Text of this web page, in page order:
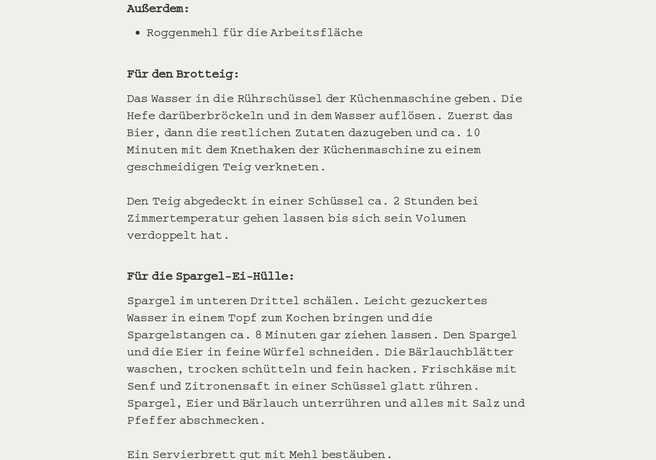
Außerdem:
Roggenmehl für die Arbeitsfläche
Für den Brotteig:
Das Wasser in die Rührschüssel der Küchenmaschine geben. Die
Hefe darüberbröckeln und in dem Wasser auflösen. Zuerst das
Bier, dann die restlichen Zutaten dazugeben und ca. 10
Minuten mit dem Knethaken der Küchenmaschine zu einem
geschmeidigen Teig verkneten.
Den Teig abgedeckt in einer Schüssel ca. 2 Stunden bei
Zimmertemperatur gehen lassen bis sich sein Volumen
verdoppelt hat.
Für die Spargel-Ei-Hülle:
Spargel im unteren Drittel schälen. Leicht gezuckertes
Wasser in einem Topf zum Kochen bringen und die
Spargelstangen ca. 8 Minuten gar ziehen lassen. Den Spargel
und die Eier in feine Würfel schneiden. Die Bärlauchblätter
waschen, trocken schütteln und fein hacken. Frischkäse mit
Senf und Zitronensaft in einer Schüssel glatt rühren.
Spargel, Eier und Bärlauch unterrühren und alles mit Salz und
Pfeffer abschmecken.
Ein Servierbrett gut mit Mehl bestäuben.